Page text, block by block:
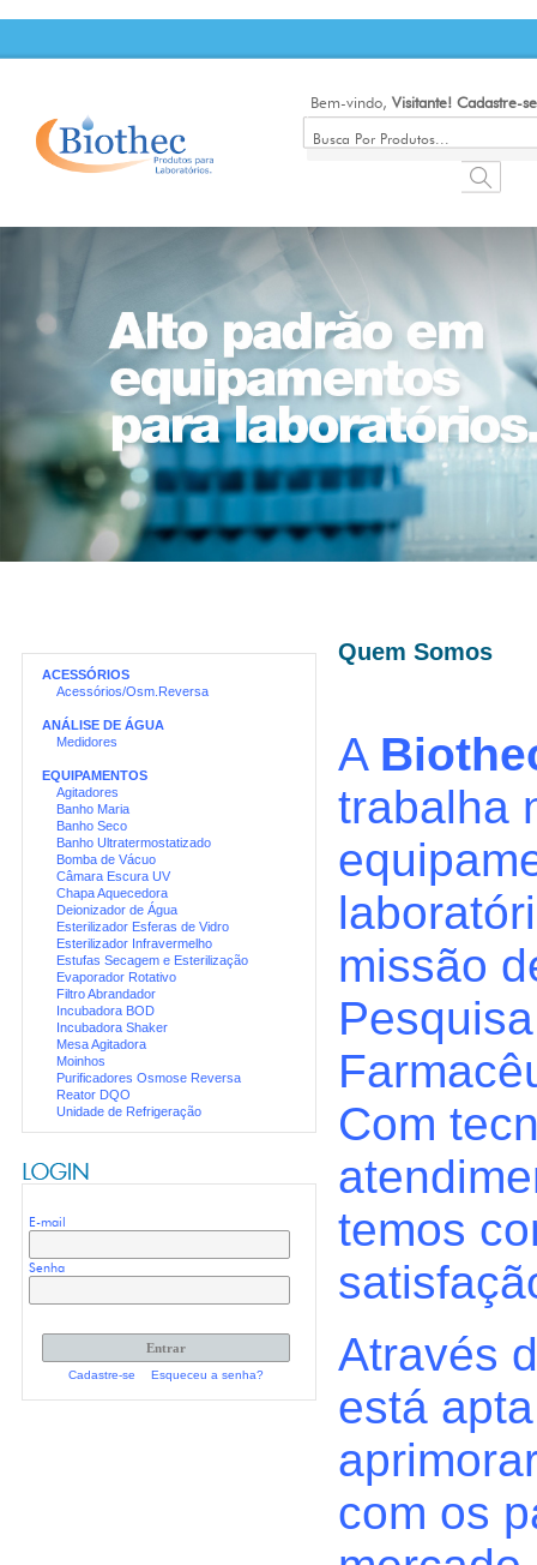
Bem-vindo, Visitante! Cadastre-se
ACESSÓRIOS
Acessórios/Osm.Reversa
ANÁLISE DE ÁGUA
Medidores
EQUIPAMENTOS
Agitadores
Banho Maria
Banho Seco
Banho Ultratermostatizado
Bomba de Vácuo
Câmara Escura UV
Chapa Aquecedora
Deionizador de Água
Esterilizador Esferas de Vidro
Esterilizador Infravermelho
Estufas Secagem e Esterilização
Evaporador Rotativo
Filtro Abrandador
Incubadora BOD
Incubadora Shaker
Mesa Agitadora
Moinhos
Purificadores Osmose Reversa
Reator DQO
Unidade de Refrigeração
E-mail
Senha
Cadastre-se Esqueceu a senha?
Quem Somos
A
trabalha
missão
Com
temos
Através
está
com os